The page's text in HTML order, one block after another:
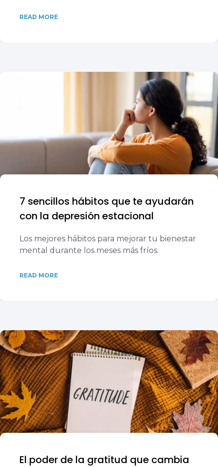
READ MORE
7 sencillos hábitos que te ayudarán
con la depresión estacional
Los mejores hábitos para mejorar tu bienestar
mental durante los meses más fríos.
READ MORE
El poder de la gratitud que cambia